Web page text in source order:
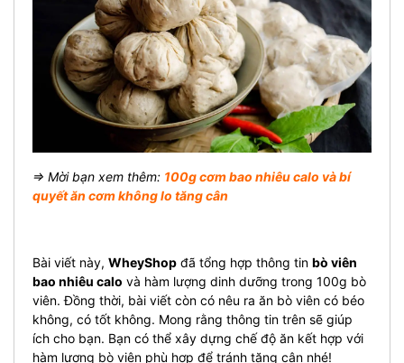
⇒ Mời bạn xem thêm: 100g cơm bao nhiêu calo và bí
quyết ăn cơm không lo tăng cân
Bài viết này, WheyShop đã tổng hợp thông tin bò viên
bao nhiêu calo và hàm lượng dinh dưỡng trong 100g bò
viên. Đồng thời, bài viết còn có nêu ra ăn bò viên có béo
không, có tốt không. Mong rằng thông tin trên sẽ giúp
ích cho bạn. Bạn có thể xây dựng chế độ ăn kết hợp với
hàm lượng bò viên phù hợp để tránh tăng cân nhé!